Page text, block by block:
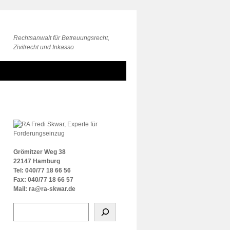
Rechtsanwalt für Betreuungsrecht,
Zivilrecht und Inkasso
Grömitzer Weg 38
22147 Hamburg
Tel: 040/77 18 66 56
Fax: 040/77 18 66 57
Mail: ra@ra-skwar.de